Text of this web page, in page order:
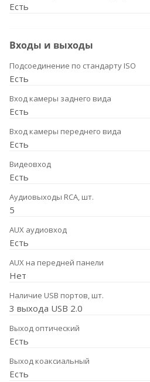
Есть
Входы и выходы
Подсоединение по стандарту ISO
Есть
Вход камеры заднего вида
Есть
Вход камеры переднего вида
Есть
Видеовход
Есть
Аудиовыходы RCA, шт.
5
AUX аудиовход
Есть
AUX на передней панели
Нет
Наличие USB портов, шт.
3 выхода USB 2.0
Выход оптический
Есть
Выход коаксиальный
Есть